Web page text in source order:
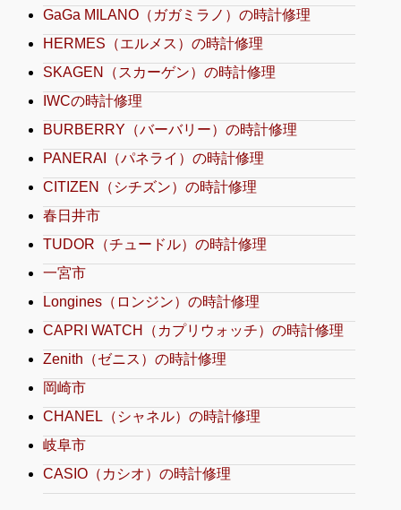
GaGa MILANO（ガガミラノ）の時計修理
HERMES（エルメス）の時計修理
SKAGEN（スカーゲン）の時計修理
IWCの時計修理
BURBERRY（バーバリー）の時計修理
PANERAI（パネライ）の時計修理
CITIZEN（シチズン）の時計修理
春日井市
TUDOR（チュードル）の時計修理
一宮市
Longines（ロンジン）の時計修理
CAPRI WATCH（カプリウォッチ）の時計修理
Zenith（ゼニス）の時計修理
岡崎市
CHANEL（シャネル）の時計修理
岐阜市
CASIO（カシオ）の時計修理